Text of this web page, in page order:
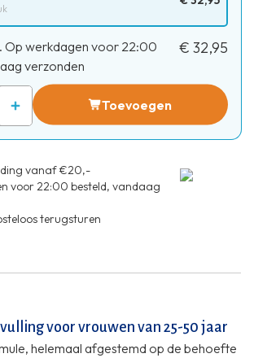
Op werkdagen voor 22:00
verzonden
€ 32,95
Toevoegen
vanaf €20,-
voor 22:00 besteld, vandaag
terugsturen
voor vrouwen van 25-50 jaar
helemaal afgestemd op de behoefte